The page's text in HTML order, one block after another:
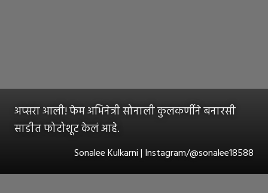
अप्सरा आली! फेम अभिनेत्री सोनाली कुलकर्णीने बनारसी
साडीत फोटोशूट केलं आहे.
Sonalee Kulkarni | Instagram/@sonalee18588